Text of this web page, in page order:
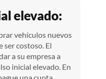
elevado:
vehículos nuevos
ser costoso. El
a su empresa a
inicial elevado. En
una cuota